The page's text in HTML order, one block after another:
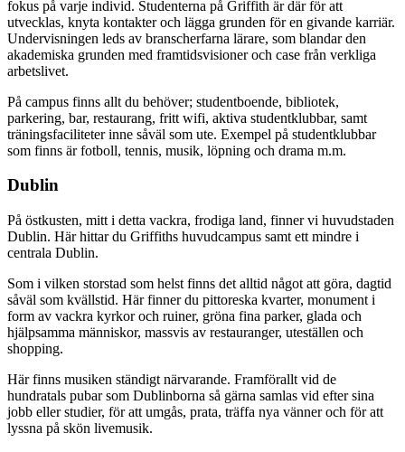
fokus på varje individ. Studenterna på Griffith är där för att
utvecklas, knyta kontakter och lägga grunden för en givande karriär.
Undervisningen leds av branscherfarna lärare, som blandar den
akademiska grunden med framtidsvisioner och case från verkliga
arbetslivet.
På campus finns allt du behöver; studentboende, bibliotek,
parkering, bar, restaurang, fritt wifi, aktiva studentklubbar, samt
träningsfaciliteter inne såväl som ute. Exempel på studentklubbar
som finns är fotboll, tennis, musik, löpning och drama m.m.
Dublin
På östkusten, mitt i detta vackra, frodiga land, finner vi huvudstaden
Dublin. Här hittar du Griffiths huvudcampus samt ett mindre i
centrala Dublin.
Som i vilken storstad som helst finns det alltid något att göra, dagtid
såväl som kvällstid. Här finner du pittoreska kvarter, monument i
form av vackra kyrkor och ruiner, gröna fina parker, glada och
hjälpsamma människor, massvis av restauranger, uteställen och
shopping.
Här finns musiken ständigt närvarande. Framförallt vid de
hundratals pubar som Dublinborna så gärna samlas vid efter sina
jobb eller studier, för att umgås, prata, träffa nya vänner och för att
lyssna på skön livemusik.